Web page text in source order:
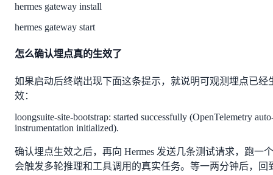
hermes gateway install
hermes gateway start
怎么确认埋点真的生效了
如果启动后终端出现下面这条提示，就说明可观测埋点已经
效：
loongsuite-site-bootstrap: started successfully (OpenTelemetry
instrumentation initialized).
确认埋点生效之后，再向 Hermes 发送几条测试请求，跑一个
会触发多轮推理和工具调用的真实任务。等一两分钟后，回